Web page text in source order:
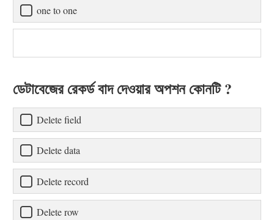
one to one
ডেটাবেজের রেকর্ড বাদ দেওয়ার অপশন কোনটি ?
Delete field
Delete data
Delete record
Delete row